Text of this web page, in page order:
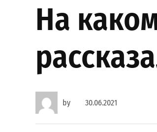
На
by 30.06.2021